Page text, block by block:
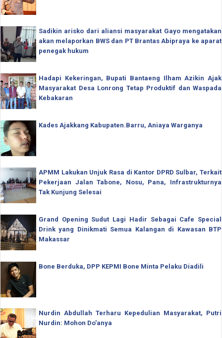
Sadikin arisko dari aliansi masyarakat Gayo mengatakan
akan melaporkan BWS dan PT Brantas Abipraya ke aparat
penegak hukum
Hadapi Kekeringan, Bupati Bantaeng Ilham Azikin Ajak
Masyarakat Desa Lonrong Tetap Produktif dan Waspada
Kebakaran
Kades Ajakkang Kabupaten.Barru, Aniaya Warganya
APMM Lakukan Unjuk Rasa di Kantor DPRD Sulbar, Terkait
Pekerjaan Jalan Tabone, Nosu, Pana, Infrastrukturnya
Tak Kunjung Selesai
Grand Opening Sudut Lagi Hadir Sebagai Cafe Special
Drink yang Dinikmati Semua Kalangan di Kawasan BTP
Makassar
Bone Berduka, DPP KEPMI Bone Minta Pelaku Diadili
Nurdin Abdullah Terharu Kepedulian Masyarakat, Putri
Nurdin: Mohon Do'anya